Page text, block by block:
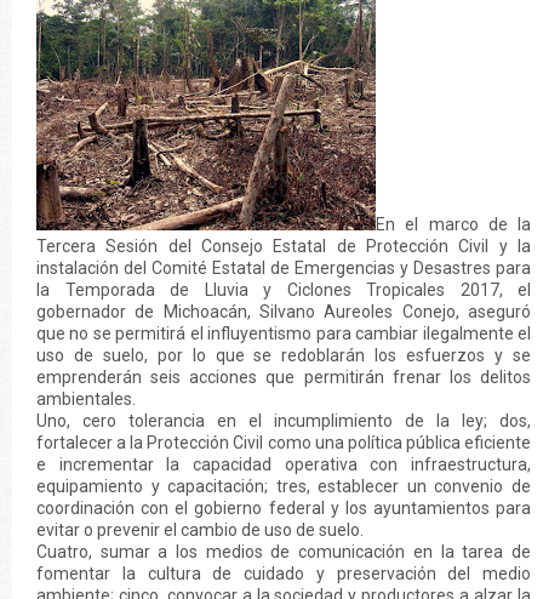
En el marco de la
Tercera Sesión del Consejo Estatal de Protección Civil y la
instalación del Comité Estatal de Emergencias y Desastres para
la Temporada de Lluvia y Ciclones Tropicales 2017, el
gobernador de Michoacán, Silvano Aureoles Conejo, aseguró
que no se permitirá el influyentismo para cambiar ilegalmente el
uso de suelo, por lo que se redoblarán los esfuerzos y se
emprenderán seis acciones que permitirán frenar los delitos
ambientales.
Uno, cero tolerancia en el incumplimiento de la ley; dos,
fortalecer a la Protección Civil como una política pública eficiente
e incrementar la capacidad operativa con infraestructura,
equipamiento y capacitación; tres, establecer un convenio de
coordinación con el gobierno federal y los ayuntamientos para
evitar o prevenir el cambio de uso de suelo.
Cuatro, sumar a los medios de comunicación en la tarea de
fomentar la cultura de cuidado y preservación del medio